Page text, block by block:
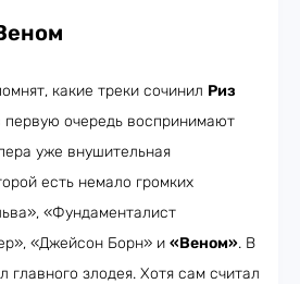
какие треки сочинил Риз
первую очередь воспринимают
уже внушительная
есть немало громких
«Фундаменталист
«Джейсон Борн» и «Веном». В
главного злодея. Хотя сам считал